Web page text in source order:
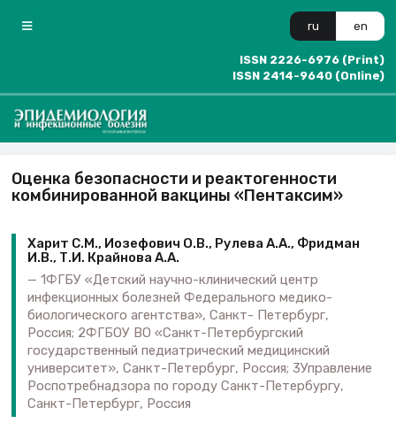
ru en
ISSN 2226-6976 (Print)
ISSN 2414-9640 (Online)
Оценка безопасности и реактогенности
комбинированной вакцины «Пентаксим»
Харит С.М., Иозефович О.В., Рулева А.А., Фридман
И.В., Т.И. Крайнова А.А.
1ФГБУ «Детский научно-клинический центр
инфекционных болезней Федерального медико-
биологического агентства», Санкт- Петербург,
Россия; 2ФГБОУ ВО «Санкт-Петербургский
государственный педиатрический медицинский
университет», Санкт-Петербург, Россия; 3Управление
Роспотребнадзора по городу Санкт-Петербургу,
Санкт-Петербург, Россия